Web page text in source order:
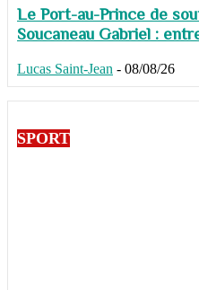
Le Port-au-Prince de
Soucaneau Gabriel :
Lucas Saint-Jean - 08/08/26
SPORT